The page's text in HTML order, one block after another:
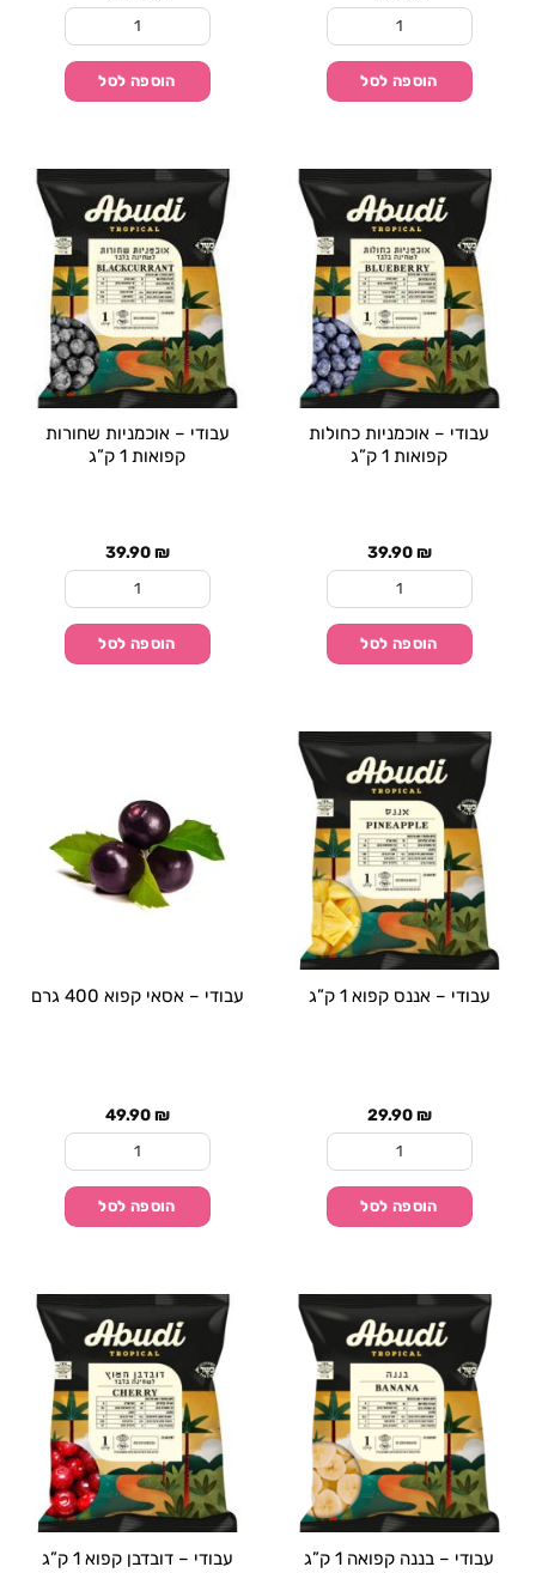
כמות של קשיות רחבות 25 יחידות
הוספה לסל
כמות של קשיות רחבות 200
הוספה לסל
עבודי – אוכמניות כחולות
קפואות 1 ק”ג
39.90₪
כמות של עבודי - אוכמניות כחולות קפואות 1 ק"ג
הוספה לסל
עבודי – אוכמניות שחורות
קפואות 1 ק”ג
39.90₪
כמות של עבודי -
הוספה לסל
עבודי – אננס קפוא 1 ק”ג
29.90₪
כמות של עבודי - אננס קפוא 1 ק"ג
הוספה לסל
עבודי – אסאי קפוא 400 גרם
49.90₪
כמות של עבודי - אסאי
הוספה לסל
עבודי – בננה קפואה 1 ק”ג עבודי – דובדבן קפוא 1 ק”ג